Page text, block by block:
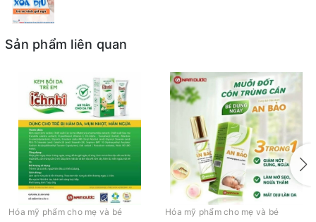
Sản phẩm liên quan
Hóa mỹ phẩm cho mẹ và bé Hóa mỹ phẩm cho mẹ và bé